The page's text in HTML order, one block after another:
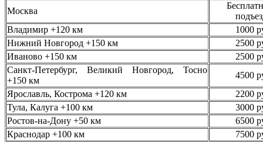
Москва
Владимир +120 км
1000
Нижний Новгород +150 км
2500
Иваново +150 км
2500
Санкт-Петербург, Великий Новгород, Тосно
+150 км
4500
Ярославль, Кострома +120 км
2200
Тула, Калуга +100 км
3000
Ростов-на-Дону +50 км
6500
Краснодар +100 км
7500